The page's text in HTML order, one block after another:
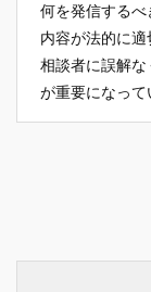
何を発信するべ
内容が法的に
相談者に誤解な
が重要になって